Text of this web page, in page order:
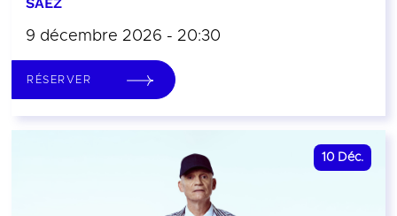
9 décembre 2026 - 20:30
RÉSERVER
10 Déc.